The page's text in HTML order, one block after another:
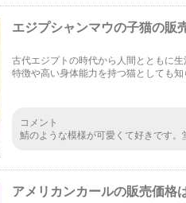
エジプシャンマウの子猫の販
古代エジプトの時代から人間とともに
特徴や高い身体能力を持つ猫としても
コメント
鯖のような模様が可愛くて好きです
アメリカンカールの販売価格